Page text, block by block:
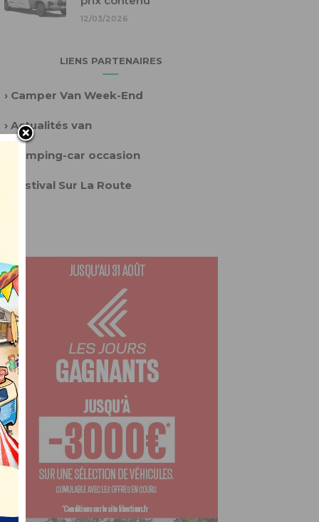
12/03/2026
LIENS PARTENAIRES
› Camper Van Week-End
› Actualités van
Camping-car occasion
Festival Sur La Route